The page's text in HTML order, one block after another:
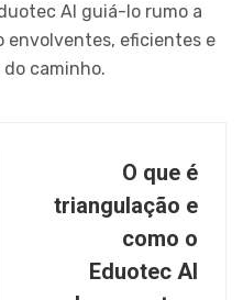
AI guiá-lo rumo a
envolventes, eficientes e
caminho.
O que é
triangulação e
como o
Eduotec AI